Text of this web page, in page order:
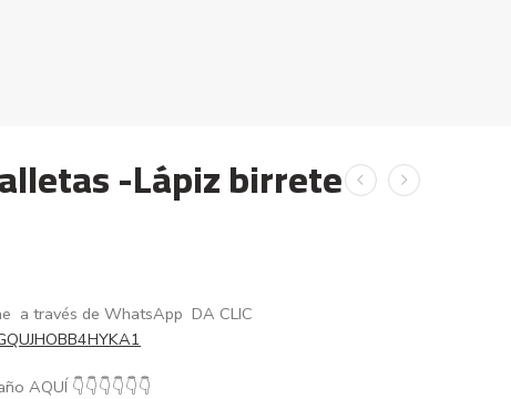
-Lápiz birrete
a través de WhatsApp DA CLIC
AQUÍ 👇👇👇👇👇👇